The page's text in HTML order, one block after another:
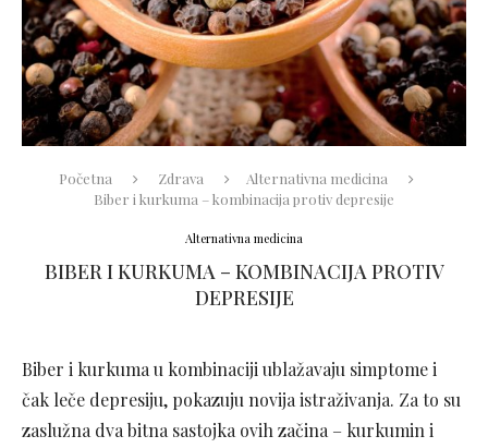
Početna Zdrava
Alternativna medicina
Biber i kurkuma – kombinacija protiv depresije
Alternativna medicina
BIBER I KURKUMA – KOMBINACIJA PROTIV
DEPRESIJE
Biber i kurkuma u kombinaciji ublažavaju simptome i
čak leče depresiju, pokazuju novija istraživanja. Za to su
zaslužna dva bitna sastojka ovih začina – kurkumin i